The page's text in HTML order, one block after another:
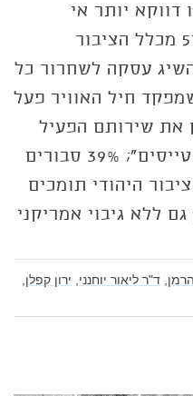
דווקא יותר אי
הצלחות מהצלחות ● 57.5% מכלל הציבור
עסקה לשחרור כל
חושבים שמפקד חיל האוויר פעל
את שירותם הפעיל
של החותמים על "מכתב הטייסים"; 39% סבורים
מקרב הציבור היהודי תומכים
ללא גיבוי אמריקני
ד"ר ליאור יוחנני,
ירון קפלן,